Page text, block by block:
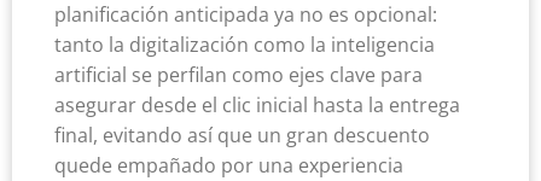
planificación anticipada ya no es opcional:
tanto la digitalización como la inteligencia
artificial se perfilan como ejes clave para
asegurar desde el clic inicial hasta la entrega
final, evitando así que un gran descuento
quede empañado por una experiencia